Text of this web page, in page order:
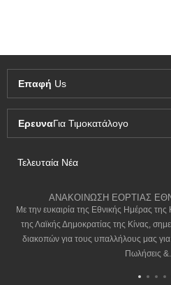
Επαφή Us
ΕρευναΓια Τιμοκατάλογο
Τελευταία Νέα
ΑΝΑΚΟΙΝΩΣΗ ΕΟΡΤΙΑΣ
Με την ευκαιρία της Εθνικής Ημέρας της
της Λαϊκής Δημοκρατίας της Κίνας,
διακοπών για τους υπαλλήλους μας
Πωλήσεις &...